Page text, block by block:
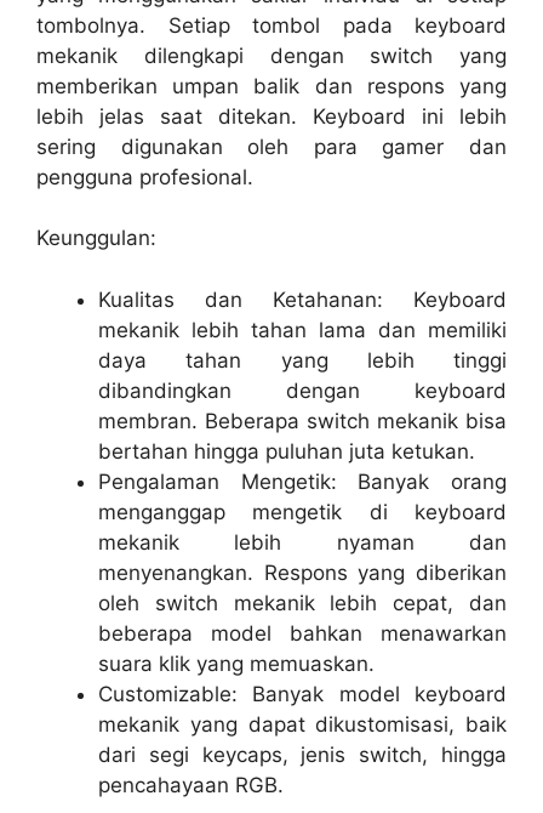
tombolnya. Setiap tombol pada keyboard
mekanik dilengkapi dengan switch yang
memberikan umpan balik dan respons yang
lebih jelas saat ditekan. Keyboard ini lebih
sering digunakan oleh para gamer dan
pengguna profesional.
Keunggulan:
Kualitas dan Ketahanan: Keyboard
mekanik lebih tahan lama dan memiliki
daya tahan yang lebih tinggi
dibandingkan dengan keyboard
membran. Beberapa switch mekanik bisa
bertahan hingga puluhan juta ketukan.
Pengalaman Mengetik: Banyak orang
menganggap mengetik di keyboard
mekanik lebih nyaman dan
menyenangkan. Respons yang diberikan
oleh switch mekanik lebih cepat, dan
beberapa model bahkan menawarkan
suara klik yang memuaskan.
Customizable: Banyak model keyboard
mekanik yang dapat dikustomisasi, baik
dari segi keycaps, jenis switch, hingga
pencahayaan RGB.